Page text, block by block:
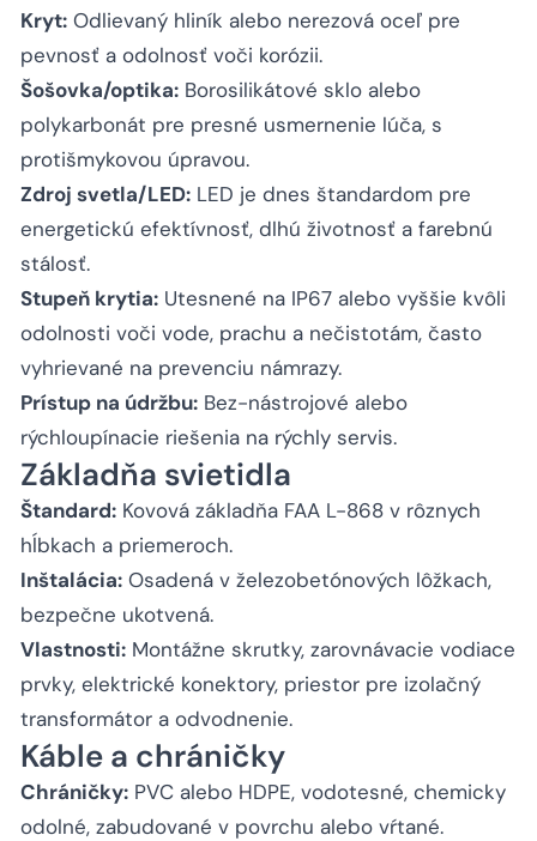
Kryt: Odlievaný hliník alebo nerezová oceľ pre
pevnosť a odolnosť voči korózii.
Šošovka/optika: Borosilikátové sklo alebo
polykarbonát pre presné usmernenie lúča, s
protišmykovou úpravou.
Zdroj svetla/LED: LED je dnes štandardom pre
energetickú efektívnosť, dlhú životnosť a farebnú
stálosť.
Stupeň krytia: Utesnené na IP67 alebo vyššie kvôli
odolnosti voči vode, prachu a nečistotám, často
vyhrievané na prevenciu námrazy.
Prístup na údržbu: Bez-nástrojové alebo
rýchloupínacie riešenia na rýchly servis.
Základňa svietidla
Štandard: Kovová základňa FAA L-868 v rôznych
hĺbkach a priemeroch.
Inštalácia: Osadená v železobetónových lôžkach,
bezpečne ukotvená.
Vlastnosti: Montážne skrutky, zarovnávacie vodiace
prvky, elektrické konektory, priestor pre izolačný
transformátor a odvodnenie.
Káble a chráničky
Chráničky: PVC alebo HDPE, vodotesné, chemicky
odolné, zabudované v povrchu alebo vŕtané.